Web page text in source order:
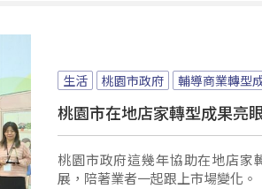
生活 桃園市政府 輔導商業轉型
桃園市在地店家轉型成果亮
桃園市政府這幾年協助在地店家
展，陪著業者一起跟上市場變化。